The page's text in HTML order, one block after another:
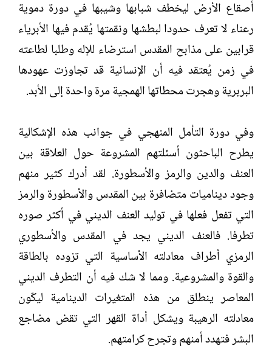
أصقاع الأرض ليخطف شبابها وشيبها في دورة دموية
رعناء لا تعرف حدودا لبطشها ونقمتها يُقدم فيها الأبرياء
قرابين على مذابح المقدس استرضاء للإله وطلبا لطاعته
في زمن يُعتقد فيه أن الإنسانية قد تجاوزت عهودها
البربرية وهجرت محطاتها الهمجية مرة واحدة إلى الأبد.
وفي دورة التأمل المنهجي في جوانب هذه الإشكالية
يطرح الباحثون أسئلتهم المشروعة حول العلاقة بين
العنف والدين والرمز والأسطورة. لقد أدرك كثير منهم
وجود ديناميات متضافرة بين المقدس والأسطورة والرمز
التي تفعل فعلها في توليد العنف الديني في أكثر صوره
تطرفا. فالعنف الديني يجد في المقدس والأسطوري
الرمزي أطراف معادلته الأساسية التي تزوده بالطاقة
والقوة والمشروعية. ومما لا شك فيه أن التطرف الديني
المعاصر ينطلق من هذه المتغيرات الدينامية ليكّون
معادلته الرهيبة ويشكل أداة القهر التي تقض مضاجع
البشر فتهدد أمنهم وتجرح كرامتهم.